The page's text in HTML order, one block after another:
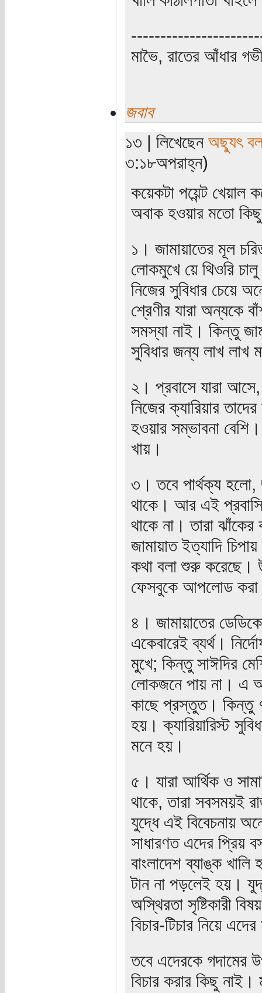
মাভৈ, রাতের আঁধার
জবাব
১৩ | লিখেছেন অছ্যুৎ
৩:১৮অপরাহ্ন)
কয়েকটা পয়েন্ট
অবাক হওয়ার মতো
১। জামায়াতের মূল
লোকমুখে য়ে থিওরি
নিজের সুবিধার চেয়ে
শ্রেণীর যারা অন্যকে
সমস্যা নাই। কিন্তু
সুবিধার জন্য লাখ লাখ
২। প্রবাসে যারা আসে,
নিজের ক্যারিয়ার
হওয়ার সম্ভাবনা
খায়।
৩। তবে পার্থক্য হলো,
থাকে। আর এই প্রবাসি
থাকে না। তারা
জামায়াত ইত্যাদি
কথা বলা শুরু করেছে।
ফেসবুকে আপলোড
৪। জামায়াতের
একেবারেই ব্যর্থ।
মুখে; কিন্তু সাঈদির
লোকজনে পায় না। এ
কাছে প্রস্তুত। কিন্তু
হয়। ক্যারিয়ারিস্ট
মনে হয়।
৫। যারা আর্থিক ও
থাকে, তারা সবসময়ই
যুদ্ধে এই বিবেচনায়
সাধারণত এদের প্রিয়
বাংলাদেশ ব্যাঙ্ক
টান না পড়লেই হয়।
অস্থিরতা সৃষ্টিকারী
বিচার-টিচার নিয়ে
তবে এদেরকে গদামের
বিচার করার কিছু